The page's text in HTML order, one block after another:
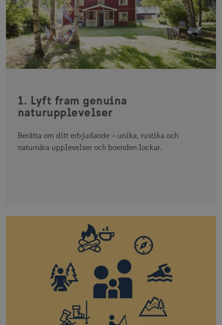
1. Lyft fram genuina
naturupplevelser
Berätta om ditt erbjudande – unika, rustika och
naturnära upplevelser och boenden lockar.